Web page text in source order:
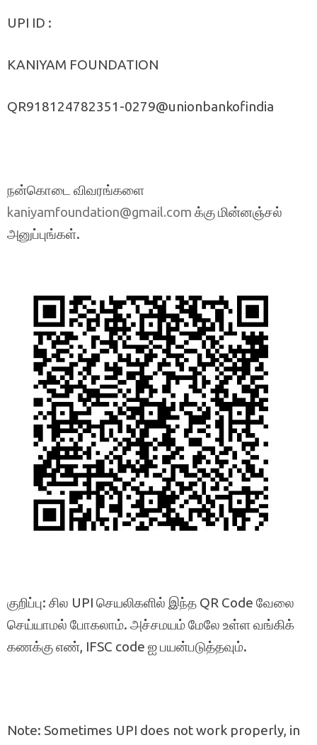
UPI ID :
KANIYAM FOUNDATION
QR918124782351-0279@unionbankofindia
நன்கொடை விவரங்களை
kaniyamfoundation@gmail.com க்கு மின்னஞ்சல்
அனுப்புங்கள்.
குறிப்பு: சில UPI செயலிகளில் இந்த QR Code வேலை
செய்யாமல் போகலாம். அச்சமயம் மேலே உள்ள வங்கிக்
கணக்கு எண், IFSC code ஐ பயன்படுத்தவும்.
Note: Sometimes UPI does not work properly, in